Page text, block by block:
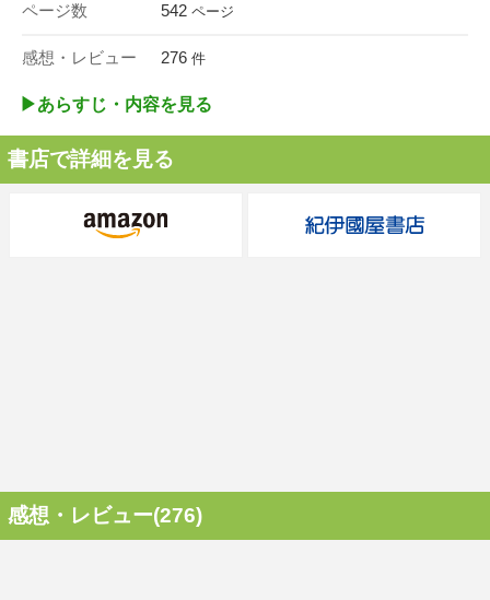
ページ数 542 ページ
感想・レビュー 276 件
▶︎あらすじ・内容を見る
書店で詳細を見る
感想・レビュー(276)